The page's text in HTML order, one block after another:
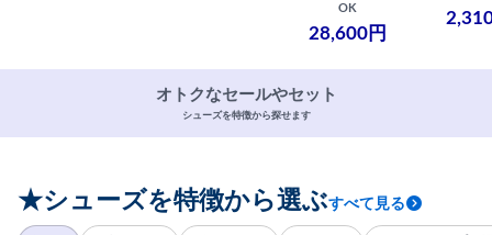
OK
28,600円
オトクなセールやセット
シューズを特徴から探せます
★シューズを特徴から選ぶすべて見る